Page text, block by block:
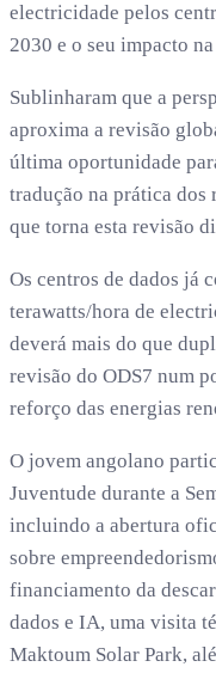
electricidade pelos
2030 e o seu impacto
Sublinharam que a
aproxima a revisão
última oportunidade
tradução na prática dos
que torna esta revisão
Os centros de dados já
terawatts/hora de
deverá mais do que
revisão do ODS7 num
reforço das energias
O jovem angolano
Juventude durante a
incluindo a abertura
sobre
financiamento da
dados e IA, uma visita
Maktoum Solar Park,